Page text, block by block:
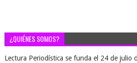
¿QUIÉNES SOMOS?
Lectura Periodística se funda el 24 de julio